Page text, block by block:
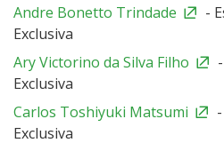
Andre Bonetto Trindade
-
Exclusiva
Ary Victorino da Silva Filho
Exclusiva
Carlos Toshiyuki Matsumi
Exclusiva